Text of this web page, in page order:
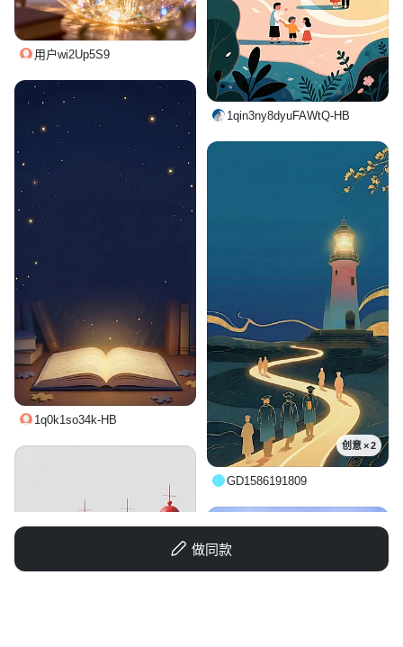
做同款
用户wi2Up5S9
1qin3ny8dyuFAWtQ-HB
1q0k1so34k-HB
创意 × 2
GD1586191809